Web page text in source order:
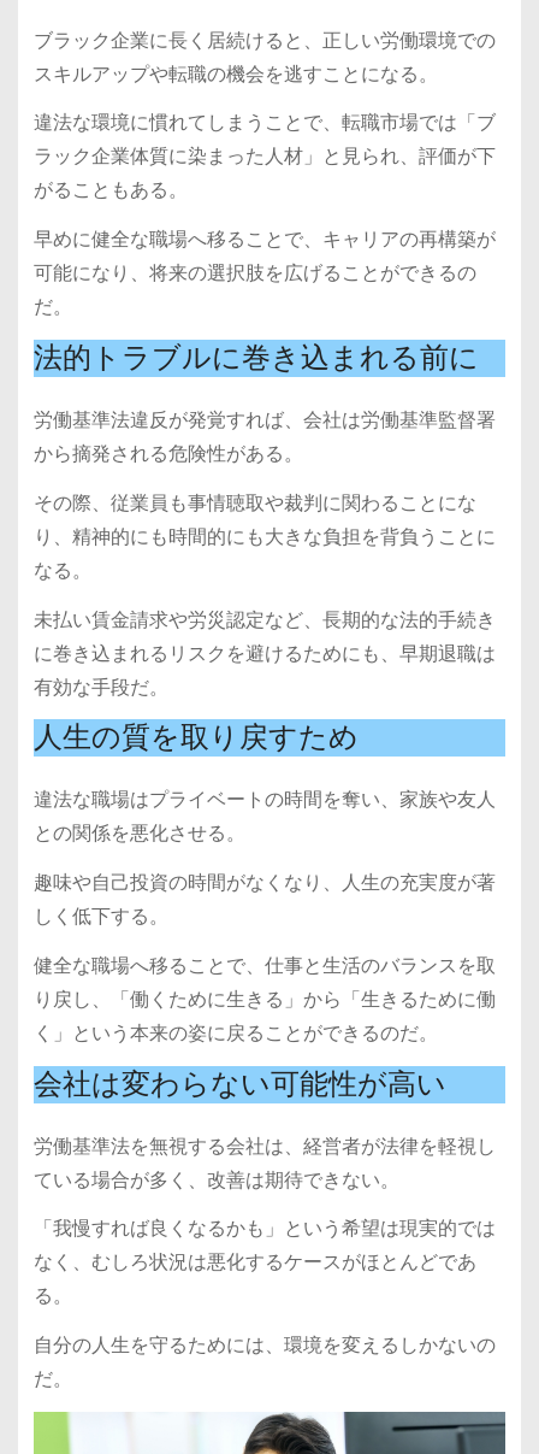
ブラック企業に長く居続けると、正しい労働環境での
スキルアップや転職の機会を逃すことになる。
違法な環境に慣れてしまうことで、転職市場では「ブ
ラック企業体質に染まった人材」と見られ、評価が下
がることもある。
早めに健全な職場へ移ることで、キャリアの再構築が
可能になり、将来の選択肢を広げることができるの
だ。
法的トラブルに巻き込まれる前に
労働基準法違反が発覚すれば、会社は労働基準監督署
から摘発される危険性がある。
その際、従業員も事情聴取や裁判に関わることにな
り、精神的にも時間的にも大きな負担を背負うことに
なる。
未払い賃金請求や労災認定など、長期的な法的手続き
に巻き込まれるリスクを避けるためにも、早期退職は
有効な手段だ。
人生の質を取り戻すため
違法な職場はプライベートの時間を奪い、家族や友人
との関係を悪化させる。
趣味や自己投資の時間がなくなり、人生の充実度が著
しく低下する。
健全な職場へ移ることで、仕事と生活のバランスを取
り戻し、「働くために生きる」から「生きるために働
く」という本来の姿に戻ることができるのだ。
会社は変わらない可能性が高い
労働基準法を無視する会社は、経営者が法律を軽視し
ている場合が多く、改善は期待できない。
「我慢すれば良くなるかも」という希望は現実的では
なく、むしろ状況は悪化するケースがほとんどであ
る。
自分の人生を守るためには、環境を変えるしかないの
だ。